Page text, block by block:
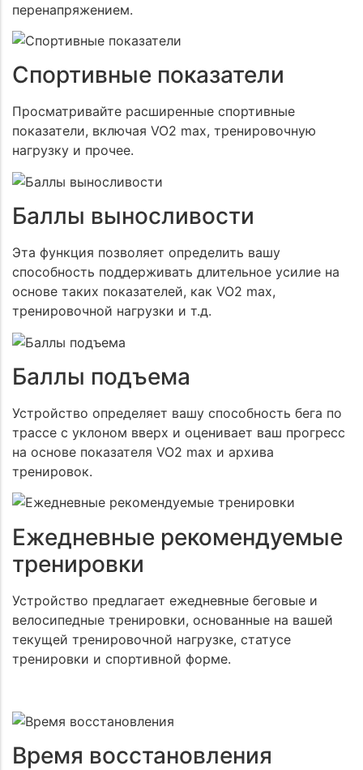
перенапряжением.
Спортивные показатели
Просматривайте расширенные спортивные
показатели, включая VO2 max, тренировочную
нагрузку и прочее.
Баллы выносливости
Эта функция позволяет определить вашу
способность поддерживать длительное усилие на
основе таких показателей, как VO2 max,
тренировочной нагрузки и т.д.
Баллы подъема
Устройство определяет вашу способность бега по
трассе с уклоном вверх и оценивает ваш прогресс
на основе показателя VO2 max и архива
тренировок.
Ежедневные рекомендуемые
тренировки
Устройство предлагает ежедневные беговые и
велосипедные тренировки, основанные на вашей
текущей тренировочной нагрузке, статусе
тренировки и спортивной форме.
Время восстановления